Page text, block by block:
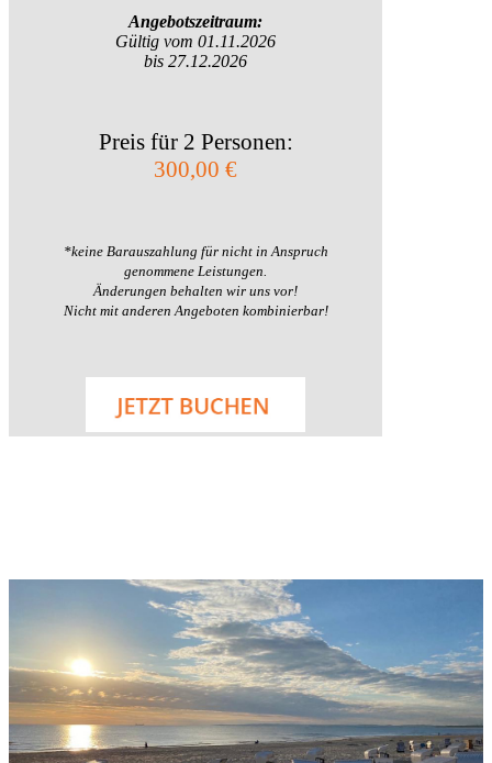
Angebotszeitraum:
Gültig vom 01.11.2026
bis 27.12.2026
Preis für 2 Personen:
300,00 €
*keine Barauszahlung für nicht in Anspruch
genommene Leistungen.
Änderungen behalten wir uns vor!
Nicht mit anderen Angeboten kombinierbar!